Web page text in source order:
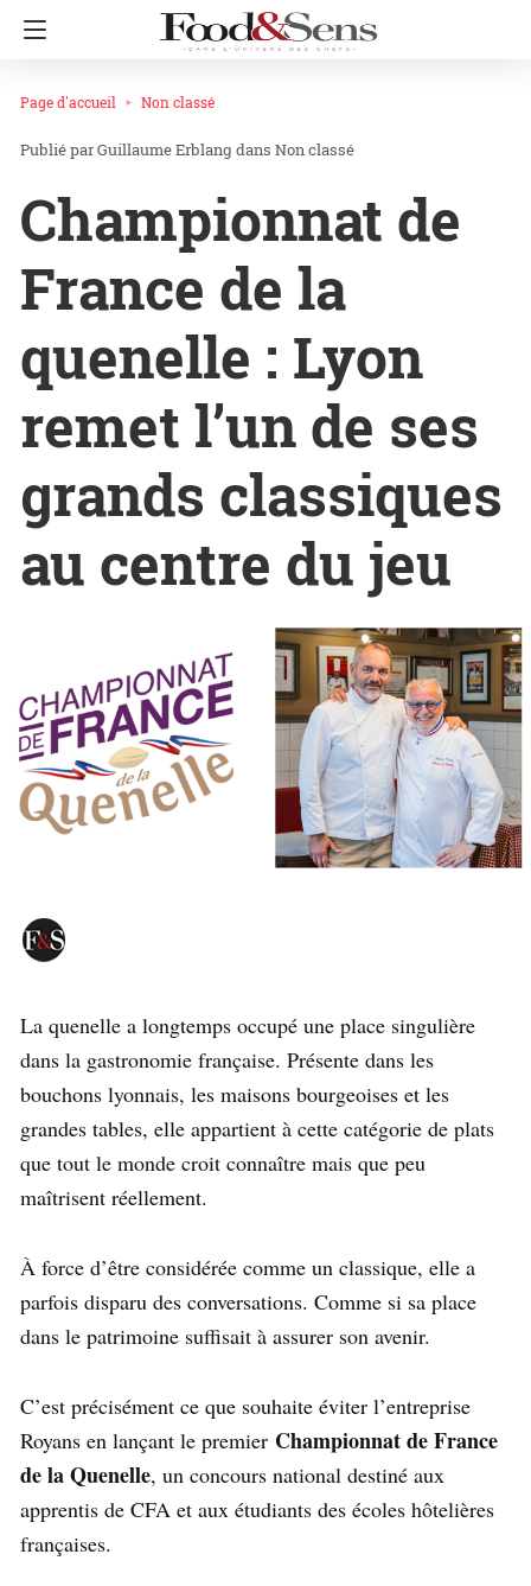
Page d'accueil Non classé
Guillaume Erblang dans Non classé
Championnat de
France de la
quenelle : Lyon
remet l’un de ses
grands classiques
au centre du jeu
La quenelle a longtemps occupé une place singulière
dans la gastronomie française. Présente dans les
bouchons lyonnais, les maisons bourgeoises et les
grandes tables, elle appartient à cette catégorie de plats
que tout le monde croit connaître mais que peu
maîtrisent réellement.
À force d’être considérée comme un classique, elle a
parfois disparu des conversations. Comme si sa place
dans le patrimoine suffisait à assurer son avenir.
C’est précisément ce que souhaite éviter l’entreprise
Royans en lançant le premier Championnat de France
de la Quenelle, un concours national destiné aux
apprentis de CFA et aux étudiants des écoles hôtelières
françaises.